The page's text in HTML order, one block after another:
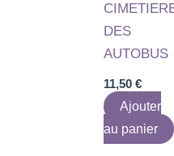
DES
AUTOBUS
11,50€
Ajouter
au panier